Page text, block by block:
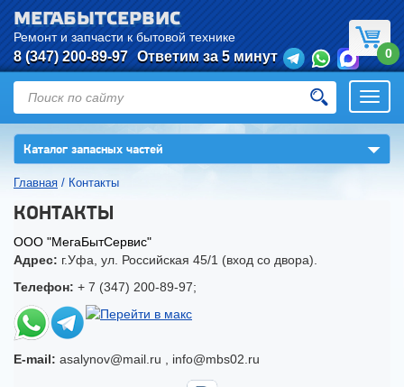
МЕГАБЫТСЕРВИС
Ремонт и запчасти к бытовой технике
8 (347) 200-89-97 Ответим за 5 минут 0
Каталог запасных частей ▼
Главная / Контакты
КОНТАКТЫ
ООО "МегаБытСервис"
Адрес: г.Уфа ул. Российская 45/1 (вход со двора).
Телефон: + 7 (347) 200-89-97;
E-mail: asalynov@mail.ru info@mbs02.ru